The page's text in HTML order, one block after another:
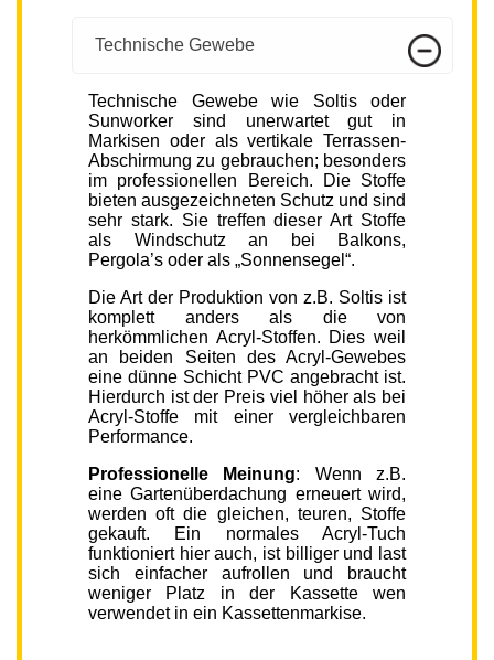
Technische Gewebe
Technische Gewebe wie Soltis oder
Sunworker sind unerwartet gut in
Markisen oder als vertikale Terrassen-
Abschirmung zu gebrauchen; besonders
im professionellen Bereich. Die Stoffe
bieten ausgezeichneten Schutz und sind
sehr stark. Sie treffen dieser Art Stoffe
als Windschutz an bei Balkons,
Pergola’s oder als „Sonnensegel“.
Die Art der Produktion von z.B. Soltis ist
komplett anders als die von
herkömmlichen Acryl-Stoffen. Dies weil
an beiden Seiten des Acryl-Gewebes
eine dünne Schicht PVC angebracht ist.
Hierdurch ist der Preis viel höher als bei
Acryl-Stoffe mit einer vergleichbaren
Performance.
Professionelle Meinung: Wenn z.B.
eine Gartenüberdachung erneuert wird,
werden oft die gleichen, teuren, Stoffe
gekauft. Ein normales Acryl-Tuch
funktioniert hier auch, ist billiger und last
sich einfacher aufrollen und braucht
weniger Platz in der Kassette wen
verwendet in ein Kassettenmarkise.